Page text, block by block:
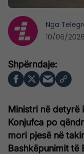
Ministri në detyrë
Konjufca po
mori pjesë në
Bashkëpunimit
Nga
10/06/2026